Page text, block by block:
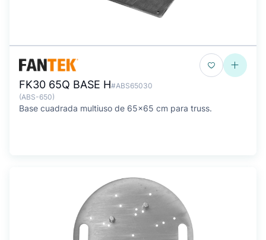
FK30 65Q BASE H#ABS65030
(ABS-650)
Base cuadrada multiuso de 65x65 cm para truss.